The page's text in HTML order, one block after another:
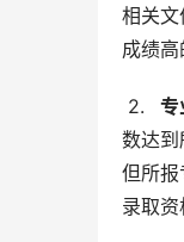
相关
成绩高
2.
数达
但所
录取资